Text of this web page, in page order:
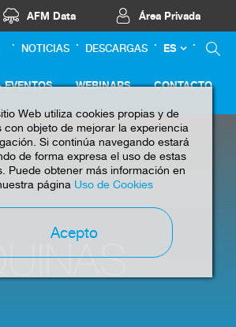
AFM Data Área Privada
NOTICIAS DESCARGAS ES
EVENTOS WEBINARS CONTACTO
Web utiliza cookies propias y de
con objeto de mejorar la experiencia
Si continúa navegando estará
de forma expresa el uso de estas
Puede obtener más información en
página Uso de Cookies
Acepto